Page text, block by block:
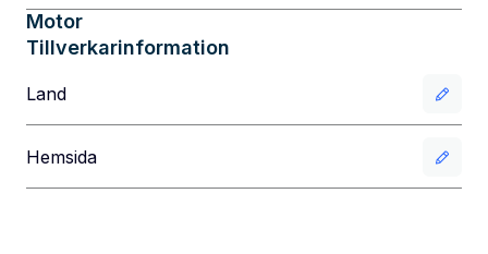
Motor
Tillverkarinformation
Land
Hemsida